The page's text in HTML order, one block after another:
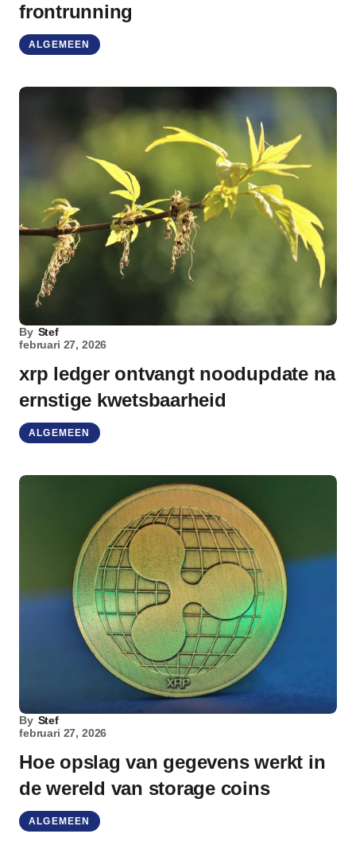
frontrunning
ALGEMEEN
By Stef
februari 27, 2026
xrp ledger ontvangt noodupdate na
ernstige kwetsbaarheid
ALGEMEEN
By Stef
februari 27, 2026
Hoe opslag van gegevens werkt in
de wereld van storage coins
ALGEMEEN